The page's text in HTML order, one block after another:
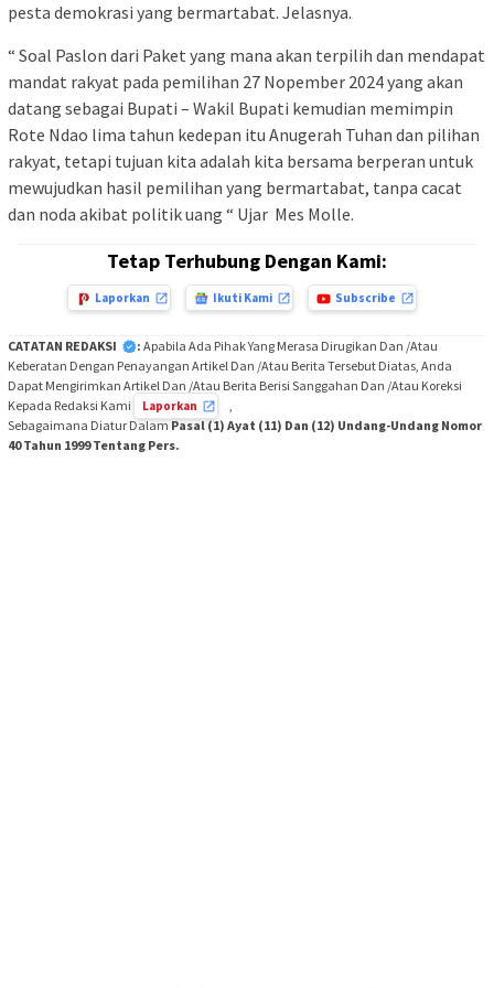
pesta demokrasi yang bermartabat. Jelasnya.
“ Soal Paslon dari Paket yang mana akan terpilih dan mendapat
mandat rakyat pada pemilihan 27 Nopember 2024 yang akan
datang sebagai Bupati – Wakil Bupati kemudian memimpin
Rote Ndao lima tahun kedepan itu Anugerah Tuhan dan pilihan
rakyat, tetapi tujuan kita adalah kita bersama berperan untuk
mewujudkan hasil pemilihan yang bermartabat, tanpa cacat
dan noda akibat politik uang “ Ujar Mes Molle.
Tetap Terhubung Dengan Kami:
Laporkan Ikuti Kami Subscribe
CATATAN REDAKSI : Apabila Ada Pihak Yang Merasa Dirugikan Dan /Atau
Keberatan Dengan Penayangan Artikel Dan /Atau Berita Tersebut Diatas, Anda
Dapat Mengirimkan Artikel Dan /Atau Berita Berisi Sanggahan Dan /Atau Koreksi
Kepada Redaksi Kami
Laporkan
Sebagaimana Diatur DalamPasal (1) Ayat (11) Dan (12) Undang-Undang Nomor
40 Tahun 1999 Tentang Pers.